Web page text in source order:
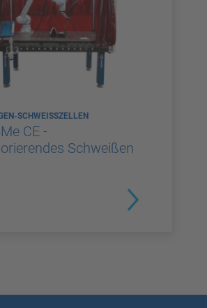
SCHWEISSZELLEN
CE -
Schweißen